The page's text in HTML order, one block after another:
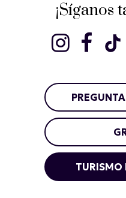
¡Síganos
TURISMO